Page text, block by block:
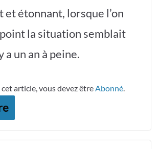
et étonnant, lorsque l’on
la situation semblait
a un an à peine.
article, vous devez êtreAbonné.